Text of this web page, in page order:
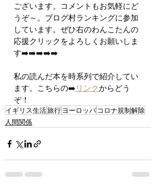
ございます。コメントもお気軽にど
うぞ～。ブログ村ランキングに参加
しています。ぜひ右のわんこたんの
応援クリックをよろしくお願いしま
す➡️➡️➡️➡️➡️
私の読んだ本を時系列で紹介してい
ます。こちらの➡️リンクからどう
ぞ！
イギリス生活旅行 ヨーロッパ コロナ規制解除
人間関係